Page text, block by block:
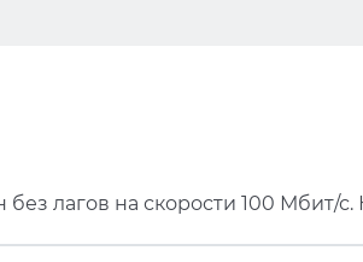
лагов на скорости 100 Мбит/